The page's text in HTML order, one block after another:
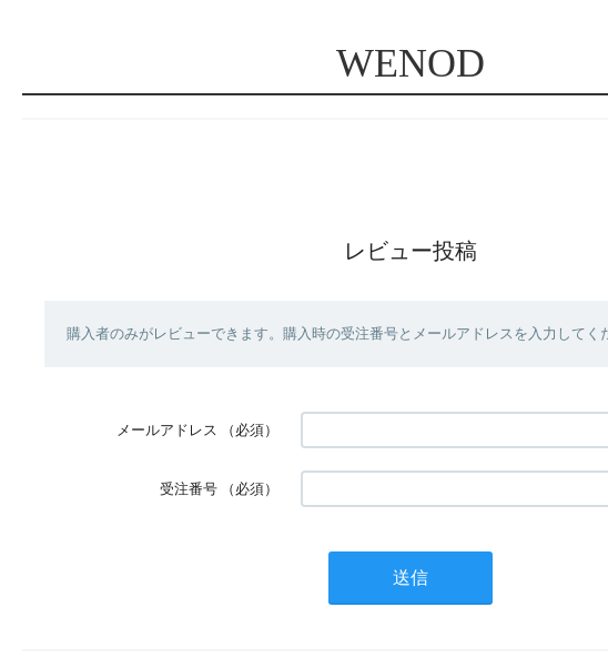
WENOD
レビュー投稿
購入者のみがレビューできます。購入時の受注番号とメールアドレスを入力してく
メールアドレス （必須）
受注番号 （必須）